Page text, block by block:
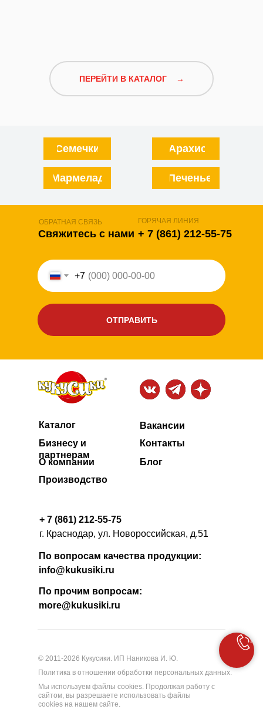
ПЕРЕЙТИ В КАТАЛОГ →
ОБРАТНАЯ СВЯЗЬ ГОРЯЧАЯ ЛИНИЯ
Свяжитесь с нами + 7 (861) 212-55-75
+7
ОТПРАВИТЬ
Семечки Арахис
Печенье
Мармелад
Каталог
г. Краснодар, ул. Новороссийская, д.51
© 2011-2026 Кукусики. ИП Наникова И. Ю.
+ 7 (861) 212-55-75
Вакансии
Контакты
Бизнесу и
партнерам
О компании
Производство
Политика в отношении обработки персональных данных.
Мы используем файлы cookies. Продолжая работу с
сайтом, вы разрешаете использовать файлы
cookies на нашем сайте.
По вопросам качества продукции:
info@kukusiki.ru
По прочим вопросам:
more@kukusiki.ru
Блог